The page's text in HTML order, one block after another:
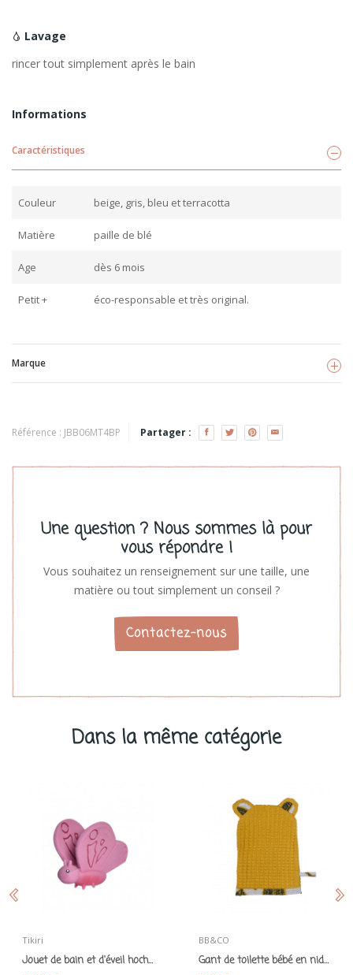
Lavage
rincer tout simplement après le bain
Informations
Caractéristiques
Couleur beige, gris, bleu et terracotta
Matière paille de blé
Age dès 6 mois
Petit + éco-responsable et très original.
Marque
Voir les produits
Référence : JBB06MT4BP Partager :
Une question ? Nous sommes là pour
vous répondre !
Vous souhaitez un renseignement sur une taille, une
matière ou tout simplement un conseil ?
Contactez-nous
Dans la même catégorie
Tikiri
Jouet de bain et d'éveil hochet Papillon...
BB&CO
Gant de toilette bébé en nid d'abeille moutarde...